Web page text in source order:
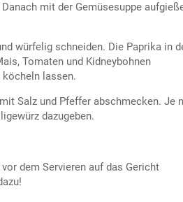
mit der Gemüsesuppe
würfelig schneiden. Die Paprika in
Tomaten und Kidneybohnen
köcheln lassen.
Salz und Pfeffer abschmecken. Je
dazugeben.
dem Servieren auf das Gericht